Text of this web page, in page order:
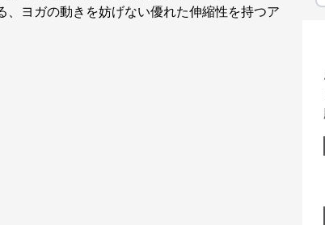
ヨガの動きを妨げない優れた伸縮性を持つア